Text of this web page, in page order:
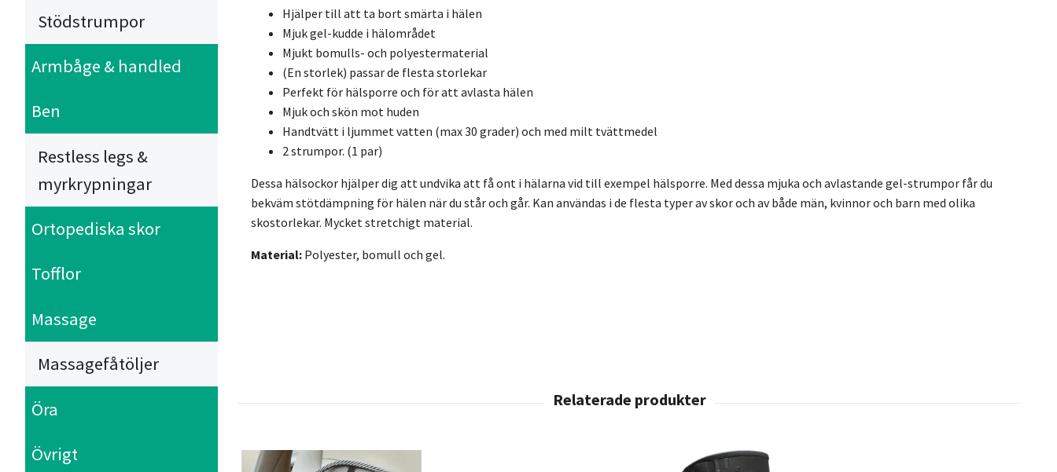
Stödstrumpor
Armbåge & handled
Ben
Restless legs &
myrkrypningar
Ortopediska skor
Tofflor
Massage
Massagefåtöljer
Öra
Övrigt
Hjälper till att ta bort smärta i hälen
Mjuk gel-kudde i hälområdet
Mjukt bomulls- och polyestermaterial
(En storlek) passar de flesta storlekar
Perfekt för hälsporre och för att avlasta hälen
Mjuk och skön mot huden
Handtvätt i ljummet vatten (max 30 grader) och med milt tvättmedel
2 strumpor. (1 par)
Dessa hälsockor hjälper dig att undvika att få ont i hälarna vid till exempel hälsporre. Med dessa mjuka och avlastande gel-strumpor får du
bekväm stötdämpning för hälen när du står och går. Kan användas i de flesta typer av skor och av både män, kvinnor och barn med olika
skostorlekar. Mycket stretchigt material.
Material: Polyester, bomull och gel.